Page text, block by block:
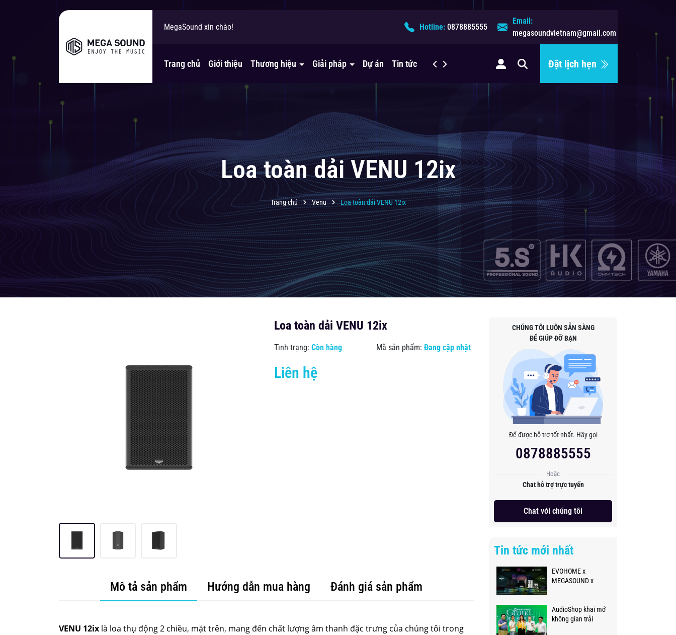
MegaSound xin chào!
Bạn cần tư vấn giải pháp âm thanh? Hotline: 0878885555
Email:
megasoundvietnam@gmail.com
Trang chủ Giới thiệu Thương hiệu Giải pháp Dự án Tin tức Liên hệ Đặt lịch hẹn
Loa toàn dải VENU 12ix
Trang chủ Venu Loa toàn dải VENU 12ix
Loa toàn dải VENU 12ix
Tình trạng: Còn hàng Mã sản phẩm: Đang cập nhật
Liên hệ
Mô tả sản phẩm Hướng dẫn mua hàng Đánh giá sản phẩm
VENU 12ix là loa thụ động 2 chiều, mặt trên, mang đến chất lượng âm thanh đặc trưng của chúng tôi trong
CHÚNG TÔI LUÔN SẴN SÀNG
ĐỂ GIÚP ĐỠ BẠN
Để được hỗ trợ tốt nhất. Hãy gọi
0878885555
Hoặc
Chat hỗ trợ trực tuyến
Chat với chúng tôi
Tin tức mới nhất
EVOHOME x
MEGASOUND x
AudioShop khai mở
không gian trải